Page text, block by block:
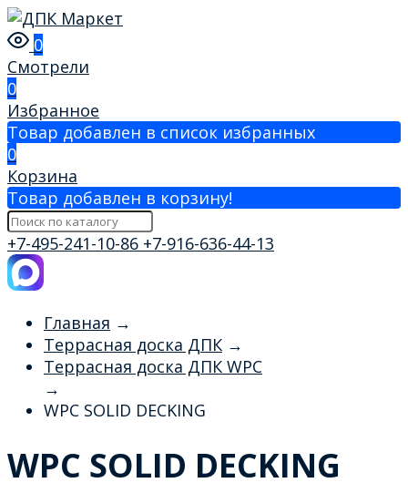
0
Смотрели
0
Избранное
Товар добавлен в список избранных
0
Корзина
Товар добавлен в корзину!
+7-495-241-10-86 +7-916-636-44-13
Главная →
Террасная доска ДПК →
Террасная доска ДПК WPC
→
WPC SOLID DECKING
WPC SOLID DECKING